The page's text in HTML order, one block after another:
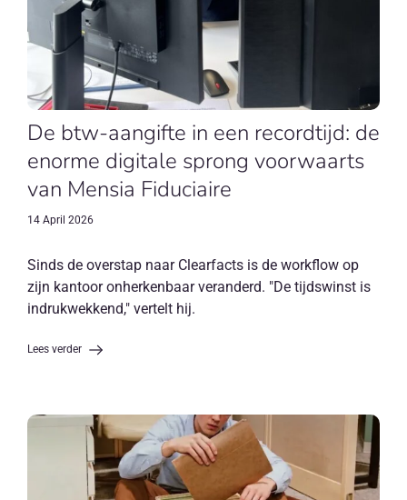
De btw-aangifte in een recordtijd: de
enorme digitale sprong voorwaarts
van Mensia Fiduciaire
14 April 2026
Sinds de overstap naar Clearfacts is de workflow op
zijn kantoor onherkenbaar veranderd. "De tijdswinst is
indrukwekkend," vertelt hij.
Lees verder